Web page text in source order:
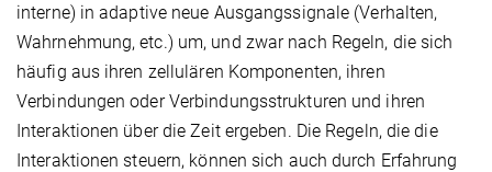
interne) in adaptive neue Ausgangssignale (Verhalten,
Wahrnehmung, etc.) um, und zwar nach Regeln, die sich
häufig aus ihren zellulären Komponenten, ihren
Verbindungen oder Verbindungsstrukturen und ihren
Interaktionen über die Zeit ergeben. Die Regeln, die die
Interaktionen steuern, können sich auch durch Erfahrung